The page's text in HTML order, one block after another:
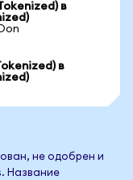
в
в
не одобрен и
Название